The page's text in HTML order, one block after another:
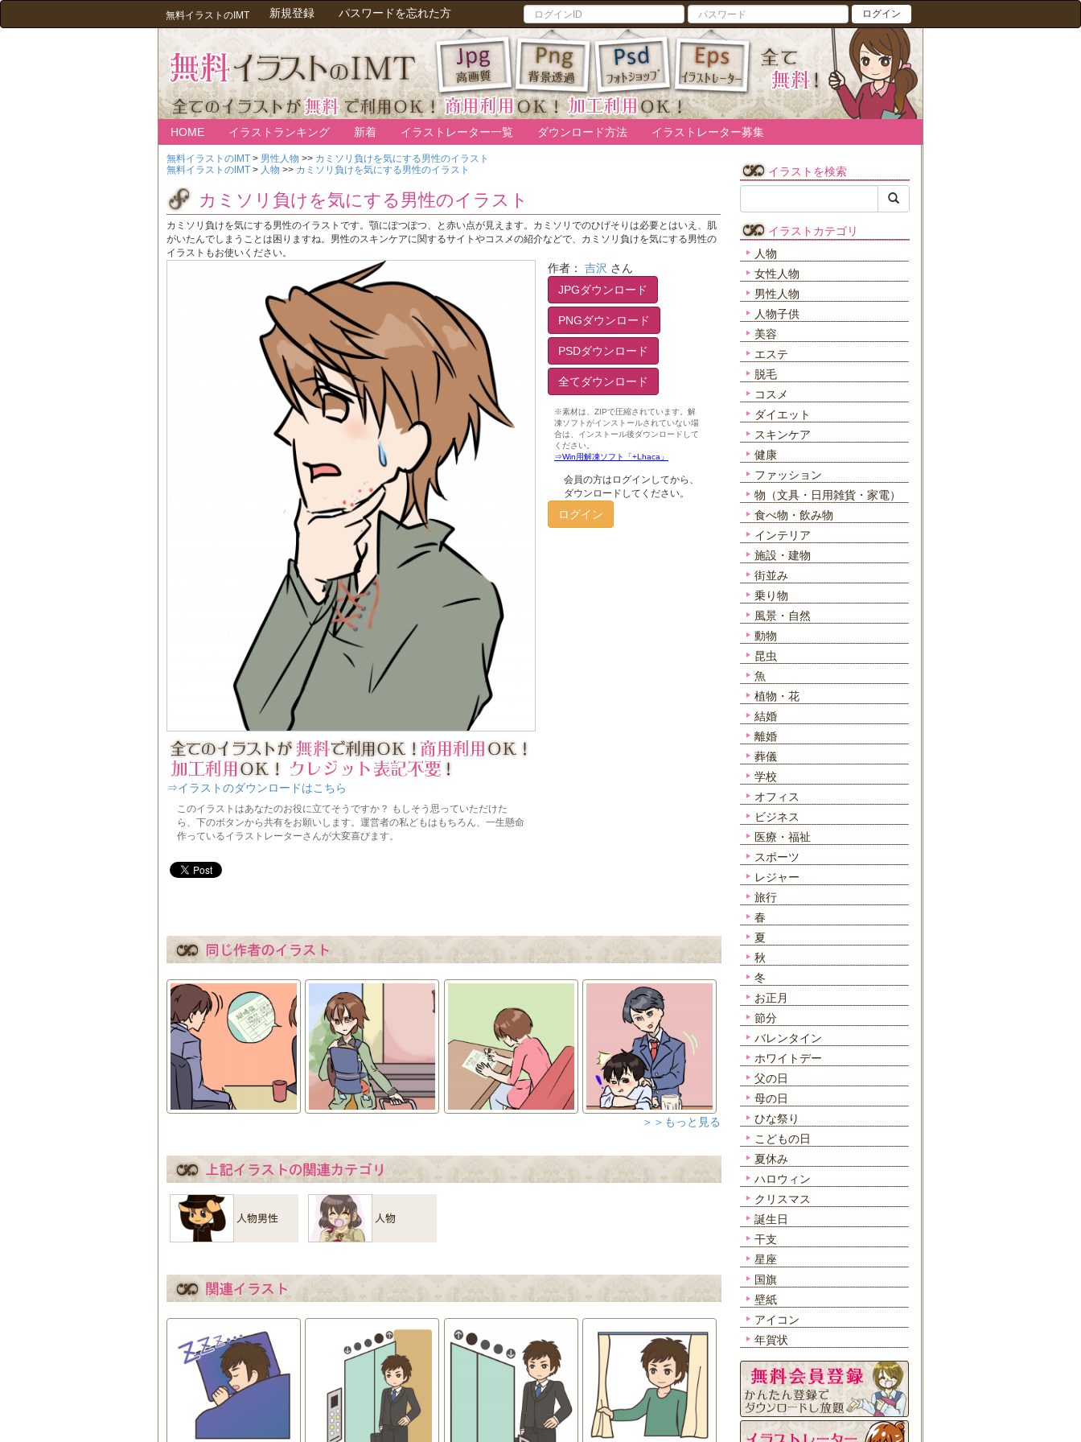
無料イラストのIMT 新規登録 パスワードを忘れた方 ログイン
HOME イラストランキング 新着 イラストレーター一覧 ダウンロード方法 イラストレーター募集
無料イラストのIMT > 男性人物 >> カミソリ負けを気にする男性のイラスト
無料イラストのIMT > 人物 >> カミソリ負けを気にする男性のイラスト
カミソリ負けを気にする男性のイラスト
カミソリ負けを気にする男性のイラストです。顎にぽつぽつ、と赤い点が見えます。カミソリでのひげそりは必要とはいえ、肌
がいたんでしまうことは困りますね。男性のスキンケアに関するサイトやコスメの紹介などで、カミソリ負けを気にする男性の
イラストもお使いください。
⇒イラストのダウンロードはこちら
作者：吉沢 さん
JPGダウンロード
PNGダウンロード
PSDダウンロード
全てダウンロード
会員の方はログインしてから、
ダウンロードしてください。
ログイン
＞＞もっと見る
イラストを検索
イラストカテゴリ
人物
女性人物
男性人物
人物子供
美容
エステ
脱毛
コスメ
ダイエット
スキンケア
健康
ファッション
物（文具・日用雑貨・家電）
食べ物・飲み物
インテリア
施設・建物
街並み
乗り物
風景・自然
動物
昆虫
魚
植物・花
結婚
離婚
葬儀
学校
オフィス
ビジネス
医療・福祉
スポーツ
レジャー
旅行
春
夏
秋
冬
お正月
節分
バレンタイン
ホワイトデー
父の日
母の日
ひな祭り
こどもの日
夏休み
ハロウィン
クリスマス
誕生日
干支
星座
国旗
壁紙
アイコン
年賀状